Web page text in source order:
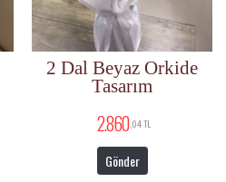
2 Dal Beyaz Orkide
Tasarım
2.860 ,04 TL
Gönder